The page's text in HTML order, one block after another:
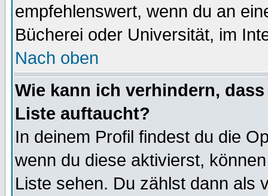
empfehlenswert, wenn du an
Bücherei oder Universität, im
Nach oben
Wie kann ich verhindern,
Liste auftaucht?
In deinem Profil findest du die
wenn du diese aktivierst,
Liste sehen. Du zählst dann als